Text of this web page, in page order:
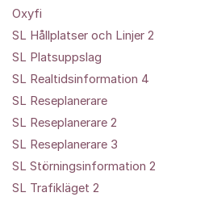
Oxyfi
SL Hållplatser och Linjer 2
SL Platsuppslag
SL Realtidsinformation 4
SL Reseplanerare
SL Reseplanerare 2
SL Reseplanerare 3
SL Störningsinformation 2
SL Trafikläget 2